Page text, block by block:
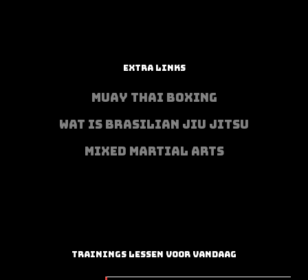
EXTRA LINKS
MUAY THAI BOXING
WAT IS BRASILIAN JIU JITSU
MIXED MARTIAL ARTS
TRAININGS LESSEN VOOR VANDAAG